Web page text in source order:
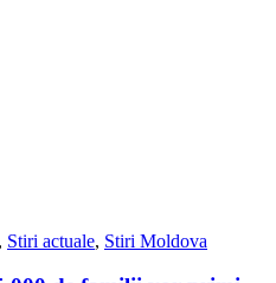
, Stiri actuale, Stiri Moldova